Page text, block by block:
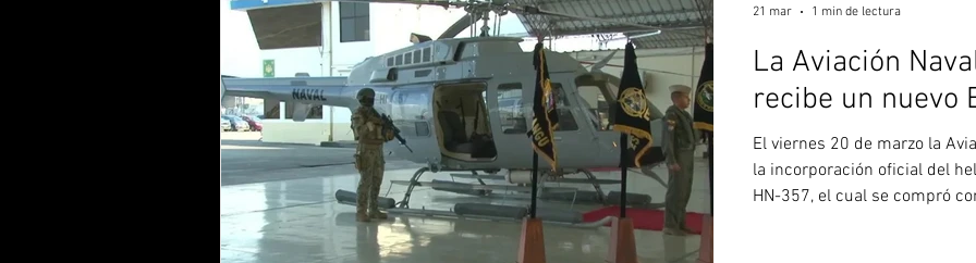
La Aviación
recibe un nuevo
El viernes 20 de marzo la
la incorporación oficial del
HN-357, el cual se compró
21 mar 1 min de lectura